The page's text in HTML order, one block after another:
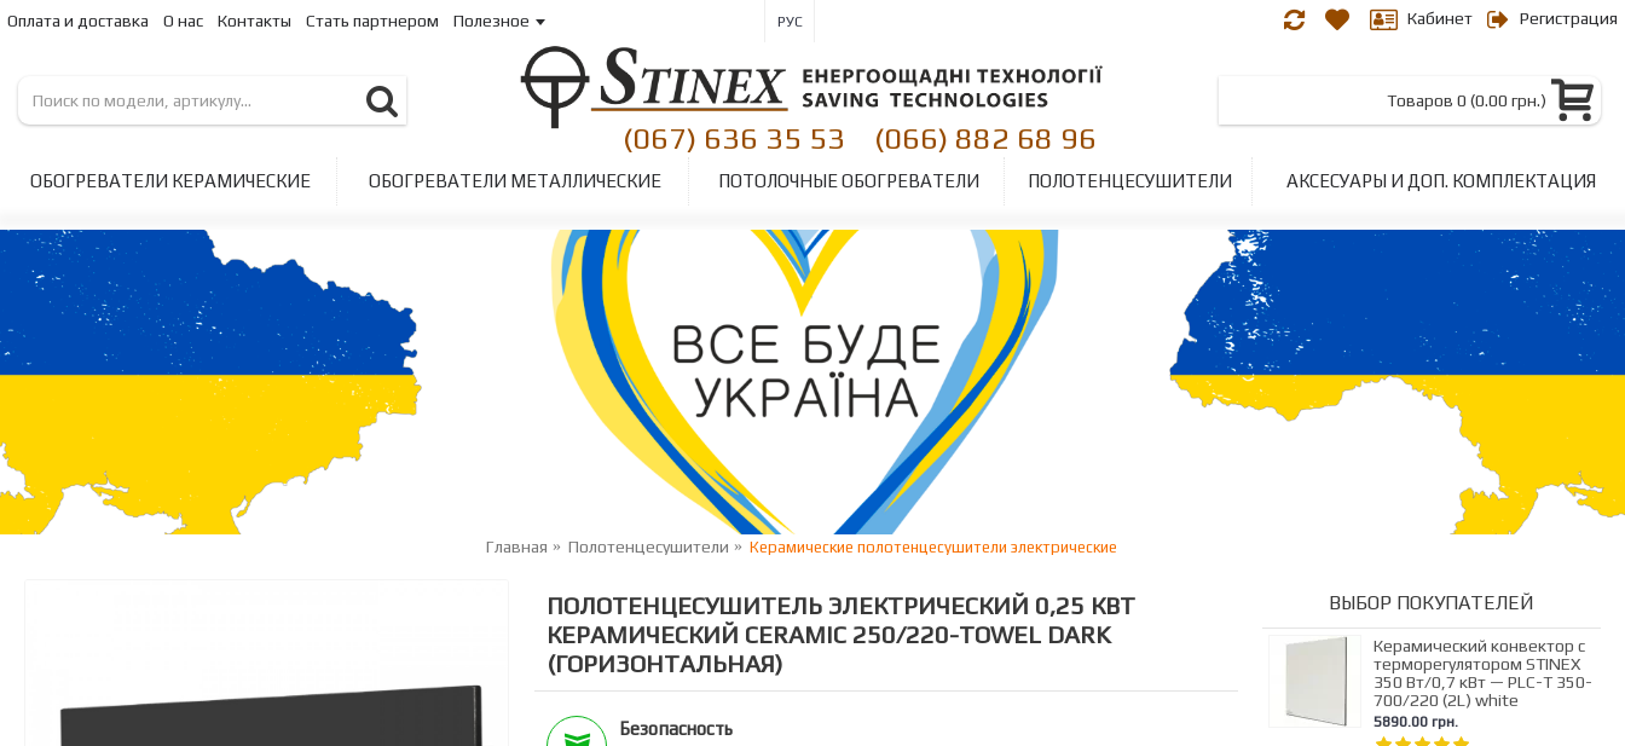
Оплата и доставка О нас Контакты Стать партнером Полезное РУС Кабинет Регистрация
(067) 636 35 53
|
(066) 882 68 96
Товаров 0 (0.00 грн.)
ОБОГРЕВАТЕЛИ КЕРАМИЧЕСКИЕ ОБОГРЕВАТЕЛИ МЕТАЛЛИЧЕСКИЕ ПОТОЛОЧНЫЕ ОБОГРЕВАТЕЛИ ПОЛОТЕНЦЕСУШИТЕЛИ АКСЕСУАРЫ И ДОП. КОМПЛЕКТАЦИЯ
Главная Полотенцесушители Керамические полотенцесушители электрические
ВЫБОР ПОКУПАТЕЛЕЙ
Керамический конвектор с
терморегулятором STINEX
350 Вт/0,7 кВт — PLC-T 350-
700/220 (2L) white
5890.00 грн.
ПОЛОТЕНЦЕСУШИТЕЛЬ ЭЛЕКТРИЧЕСКИЙ 0,25 КВТ
КЕРАМИЧЕСКИЙ CERAMIC 250/220-TOWEL DARK
(ГОРИЗОНТАЛЬНАЯ)
Безопасность